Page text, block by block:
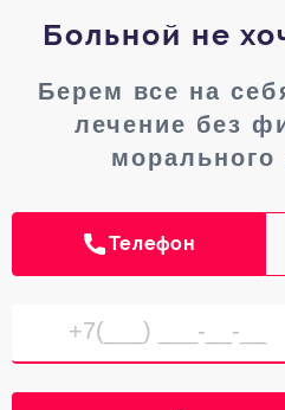
Больной не
Берем все на
лечение без
морального
Телефон